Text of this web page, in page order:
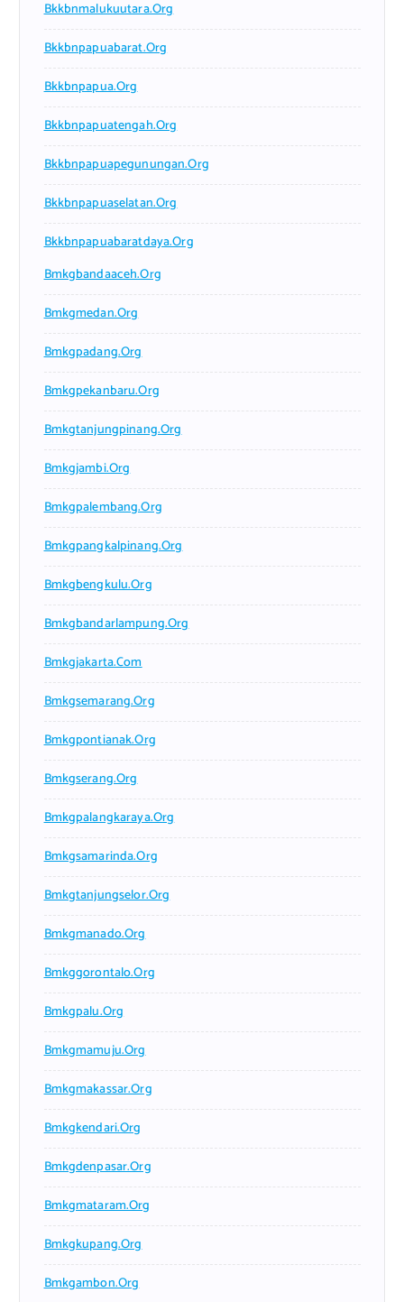
Bkkbnmalukuutara.org
Bkkbnpapuabarat.org
Bkkbnpapua.org
Bkkbnpapuatengah.org
Bkkbnpapuapegunungan.org
Bkkbnpapuaselatan.org
Bkkbnpapuabaratdaya.org
Bmkgbandaaceh.org
Bmkgmedan.org
Bmkgpadang.org
Bmkgpekanbaru.org
Bmkgtanjungpinang.org
Bmkgjambi.org
Bmkgpalembang.org
Bmkgpangkalpinang.org
Bmkgbengkulu.org
Bmkgbandarlampung.org
Bmkgjakarta.com
Bmkgsemarang.org
Bmkgpontianak.org
Bmkgserang.org
Bmkgpalangkaraya.org
Bmkgsamarinda.org
Bmkgtanjungselor.org
Bmkgmanado.org
Bmkggorontalo.org
Bmkgpalu.org
Bmkgmamuju.org
Bmkgmakassar.org
Bmkgkendari.org
Bmkgdenpasar.org
Bmkgmataram.org
Bmkgkupang.org
Bmkgambon.org